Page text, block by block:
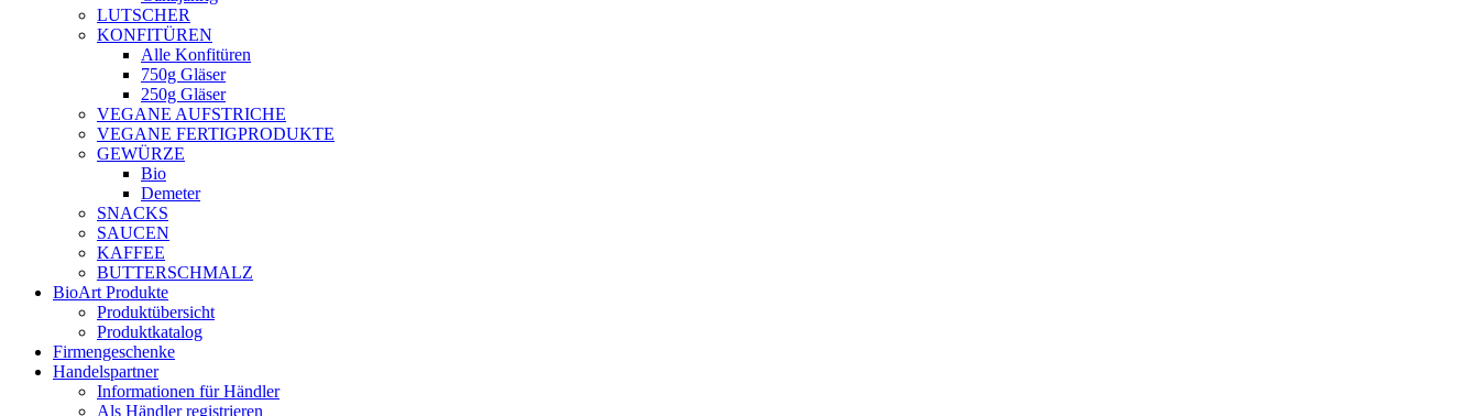
LUTSCHER
KONFITÜREN
Alle Konfitüren
750g Gläser
250g Gläser
VEGANE AUFSTRICHE
VEGANE FERTIGPRODUKTE
GEWÜRZE
Bio
Demeter
SNACKS
SAUCEN
KAFFEE
BUTTERSCHMALZ
BioArt Produkte
Produktübersicht
Produktkatalog
Firmengeschenke
Handelspartner
Informationen für Händler
Als Händler registrieren